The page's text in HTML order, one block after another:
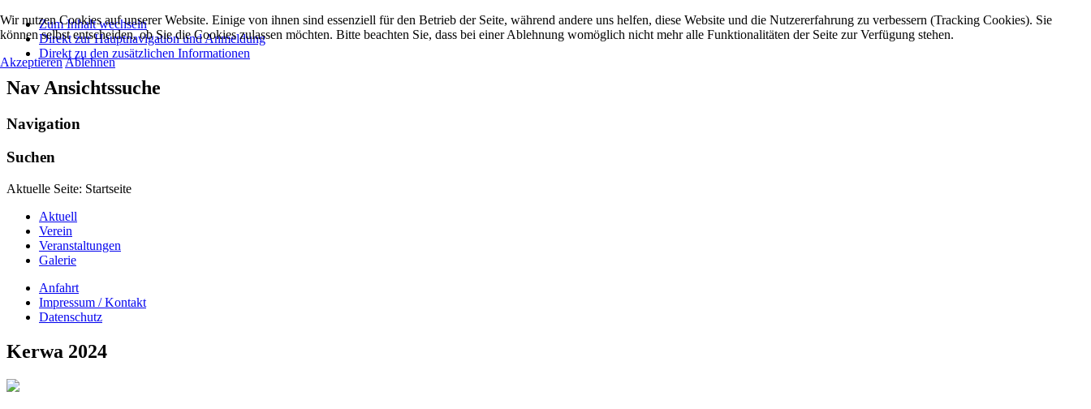
Zum Inhalt wechseln
Direkt zur Hauptnavigation und Anmeldung
Direkt zu den zusätzlichen Informationen
Nav Ansichtssuche
Navigation
Suchen
Aktuelle Seite: Startseite
Aktuell
Verein
Veranstaltungen
Galerie
Anfahrt
Impressum / Kontakt
Datenschutz
Kerwa 2024
Wir nutzen Cookies auf unserer Website. Einige von ihnen sind essenziell für den Betrieb der Seite, während andere uns helfen, diese Website und die Nutzererfahrung zu verbessern (Tracking Cookies). Sie
können selbst entscheiden, ob Sie die Cookies zulassen möchten. Bitte beachten Sie, dass bei einer Ablehnung womöglich nicht mehr alle Funktionalitäten der Seite zur Verfügung stehen.
AkzeptierenAblehnen